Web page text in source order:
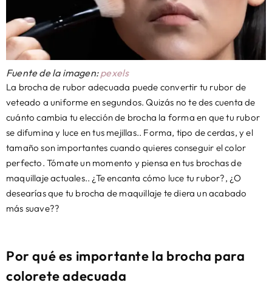
Fuente de la imagen:pexels
La brocha de rubor adecuada puede convertir tu rubor de
veteado a uniforme en segundos. Quizás no te des cuenta de
cuánto cambia tu elección de brocha la forma en que tu rubor
se difumina y luce en tus mejillas.. Forma, tipo de cerdas, y el
tamaño son importantes cuando quieres conseguir el color
perfecto. Tómate un momento y piensa en tus brochas de
maquillaje actuales.. ¿Te encanta cómo luce tu rubor?, ¿O
desearías que tu brocha de maquillaje te diera un acabado
más suave??
Por qué es importante la brocha para
colorete adecuada